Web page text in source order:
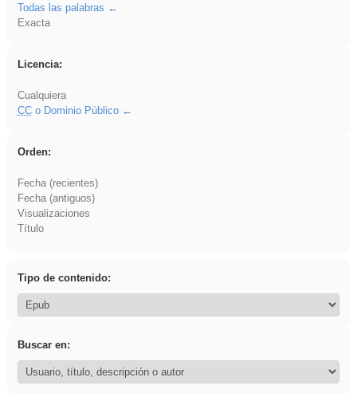
Todas las palabras
Exacta
Licencia:
Cualquiera
CCo Dominio Público
Orden:
Fecha (recientes)
Fecha (antiguos)
Visualizaciones
Título
Tipo de contenido:
Buscar en: